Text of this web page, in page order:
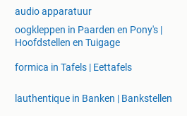
audio apparatuur
oogkleppen in Paarden en Pony's |
Hoofdstellen en Tuigage
formica in Tafels | Eettafels
lauthentique in Banken | Bankstellen